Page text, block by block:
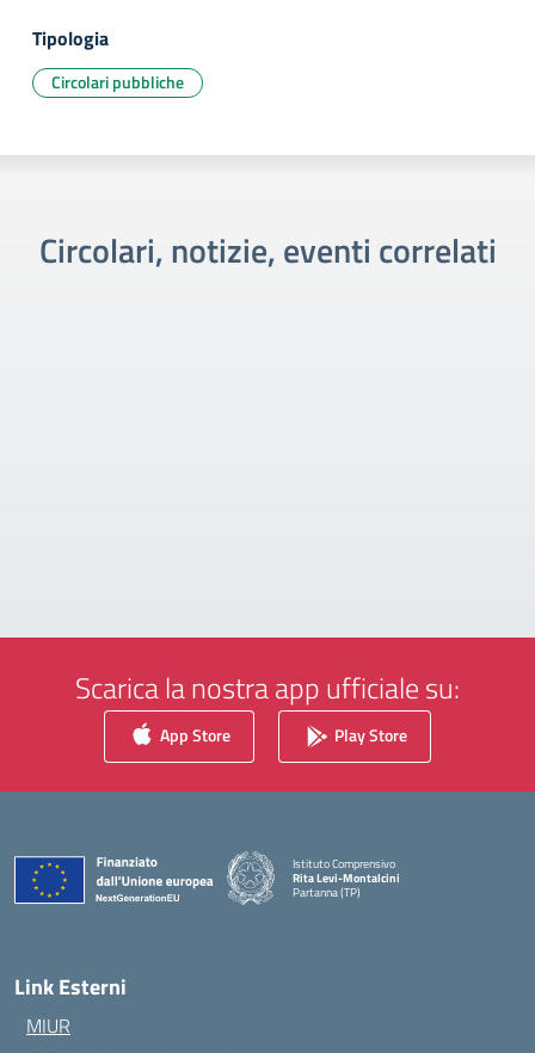
Tipologia
Circolari pubbliche
Circolari, notizie, eventi correlati
Scarica la nostra app ufficiale su:
App Store Play Store
Istituto Comprensivo
Rita Levi-Montalcini
Partanna (TP)
Link Esterni
MIUR